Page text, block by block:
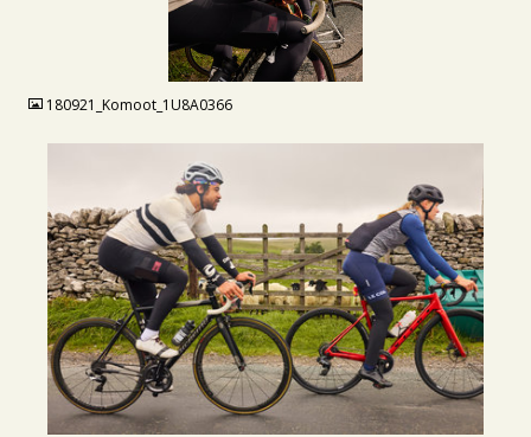
180921_Komoot_1U8A0366